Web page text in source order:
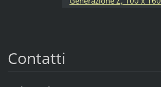
Contatti